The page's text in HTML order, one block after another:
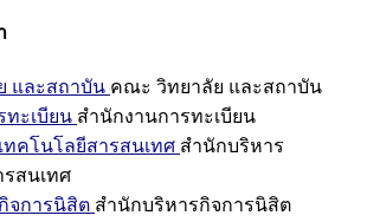
และสถาบัน คณะ วิทยาลัย และสถาบัน
ทะเบียน สำนักงานการทะเบียน
ทคโนโลยีสารสนเทศ สำนักบริหาร
รสนเทศ
จการนิสิต สำนักบริหารกิจการนิสิต